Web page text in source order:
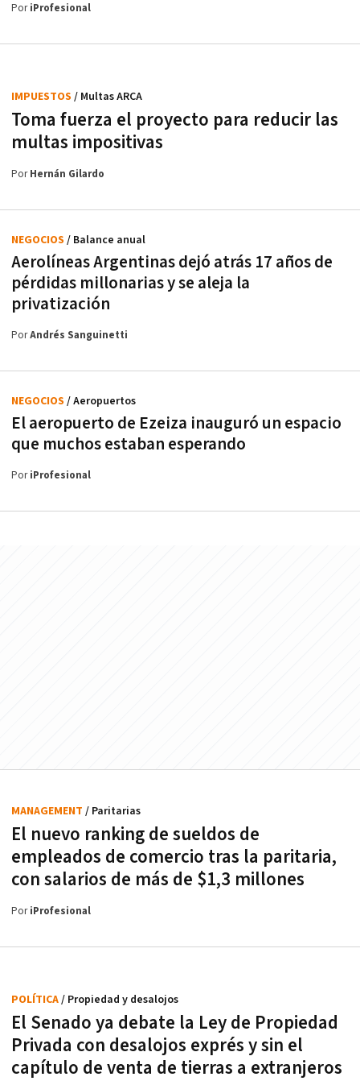
PoriProfesional
Toma fuerza el proyecto para reducir las
multas impositivas
IMPUESTOS / Multas ARCA
PorHernán Gilardo
Aerolíneas Argentinas dejó atrás 17 años de
pérdidas millonarias y se aleja la
privatización
NEGOCIOS / Balance anual
PorAndrés Sanguinetti
El aeropuerto de Ezeiza inauguró un espacio
que muchos estaban esperando
NEGOCIOS / Aeropuertos
PoriProfesional
El nuevo ranking de sueldos de
empleados de comercio tras la paritaria,
con salarios de más de $1,3 millones
MANAGEMENT / Paritarias
PoriProfesional
El Senado ya debate la Ley de Propiedad
Privada con desalojos exprés y sin el
capítulo de venta de tierras a extranjeros
POLÍTICA/ Propiedad y desalojos